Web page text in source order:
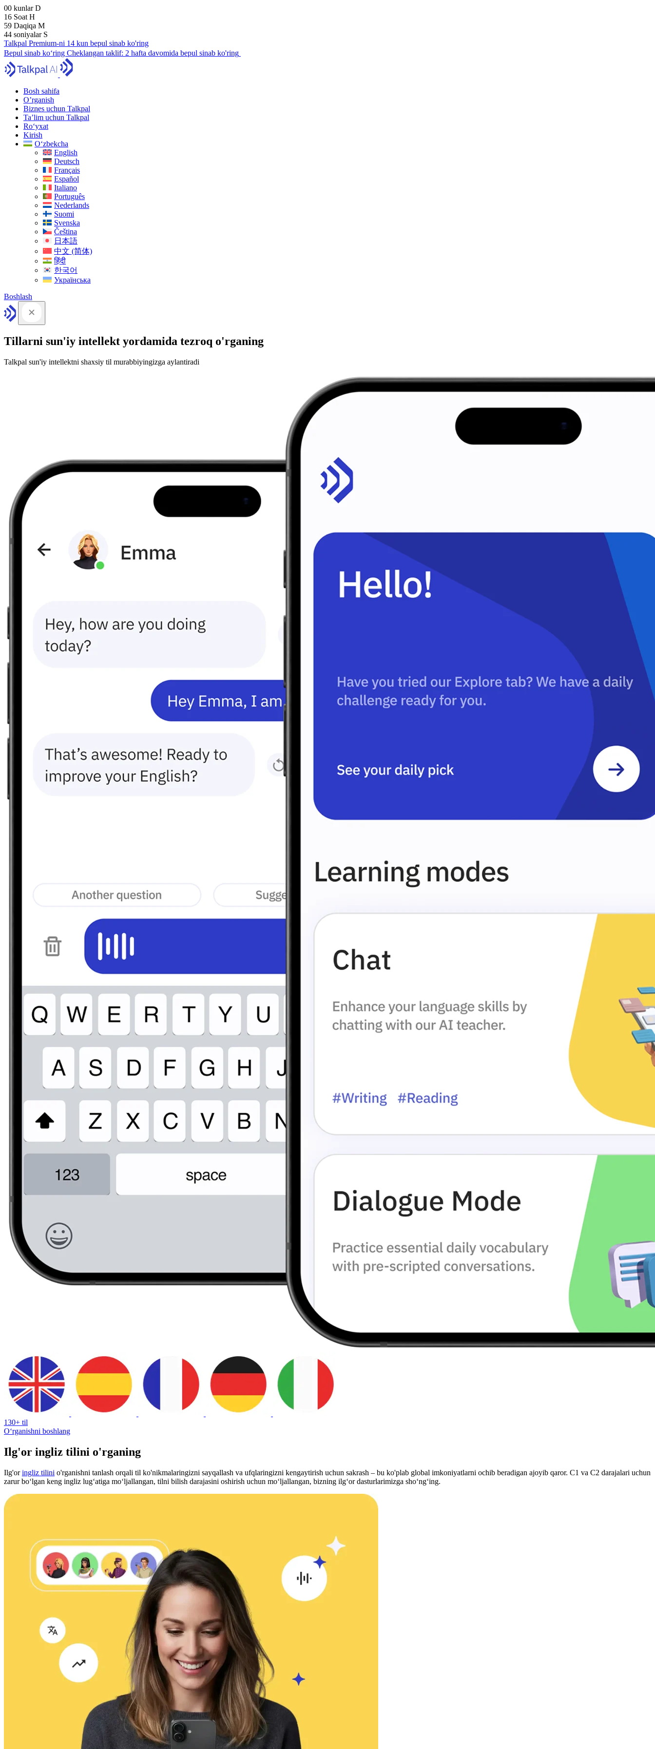
00 kunlarD
16 Soat H
59 Daqiqa M
43 soniyalar S
Talkpal Premium-ni 14 kun bepul sinab ko'ring
Bepul sinab ko‘ring Cheklangan taklif: 2 hafta davomida bepul sinab ko'ring
Bosh sahifa
O’rganish
Biznes uchun Talkpal
Ta’lim uchun Talkpal
Ro‘yxat
Kirish
O‘zbekcha
English
Deutsch
Français
Español
Italiano
Português
Nederlands
Suomi
Svenska
Čeština
日本語
中文 (简体)
हिंदी
한국어
Українська
Boshlash
Tillarni sun'iy intellekt yordamida tezroq o'rganing
Talkpal sun'iy intellektni shaxsiy til murabbiyingizga aylantiradi
130+ til
Oʻrganishni boshlang
Ilg'or ingliz tilini o'rganing
Ilg'oringliz tilini o'rganishni tanlash orqali til ko'nikmalaringizni sayqallash va ufqlaringizni kengaytirish uchun sakrash – bu ko'plab global imkoniyatlarni ochib beradigan ajoyib qaror. C1 va C2 ​​darajalari uchun
zarur boʻlgan keng ingliz lugʻatiga moʻljallangan, tilni bilish darajasini oshirish uchun moʻljallangan, bizning ilgʻor dasturlarimizga shoʻngʻing.